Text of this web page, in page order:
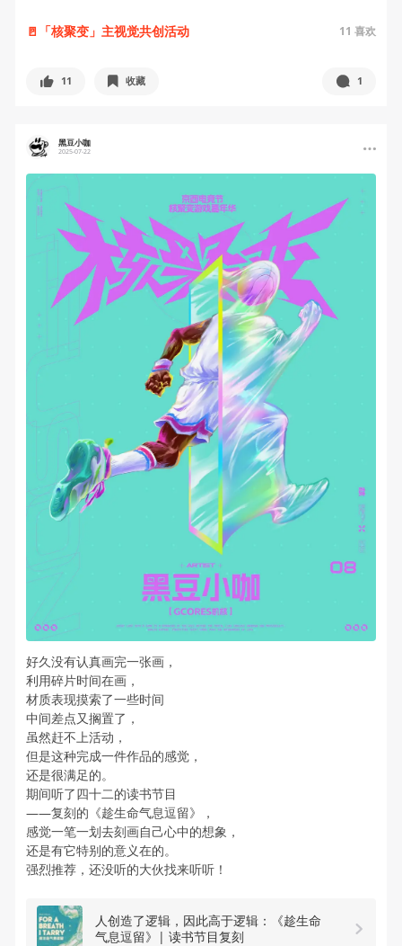
🚪「核聚变」主视觉共创活动 11 喜欢
11 收藏 1
黑豆小咖
2025-07-22
好久没有认真画完一张画，
利用碎片时间在画，
材质表现摸索了一些时间
中间差点又搁置了，
虽然赶不上活动，
但是这种完成一件作品的感觉，
还是很满足的。
期间听了四十二的读书节目
——复刻的《趁生命气息逗留》，
感觉一笔一划去刻画自己心中的想象，
还是有它特别的意义在的。
强烈推荐，还没听的大伙找来听听！
人创造了逻辑，因此高于逻辑：《趁生命
气息逗留》| 读书节目复刻